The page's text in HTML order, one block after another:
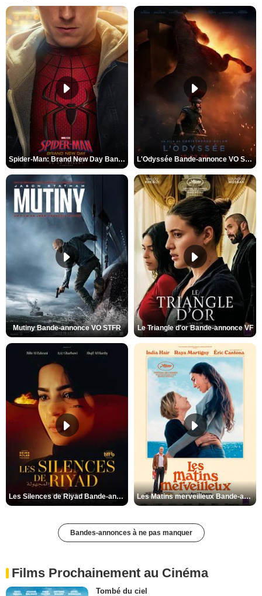
Spider-Man: Brand New Day Bande-annonce VO STFR L'Odyssée Bande-annonce VO STFR
Mutiny Bande-annonce VO STFR Le Triangle d'or Bande-annonce VF
Les Silences de Riyad Bande-annonce VO STFR Les Matins merveilleux Bande-annonce VF
Bandes-annonces à ne pas manquer
Films Prochainement au Cinéma
Tombé du ciel